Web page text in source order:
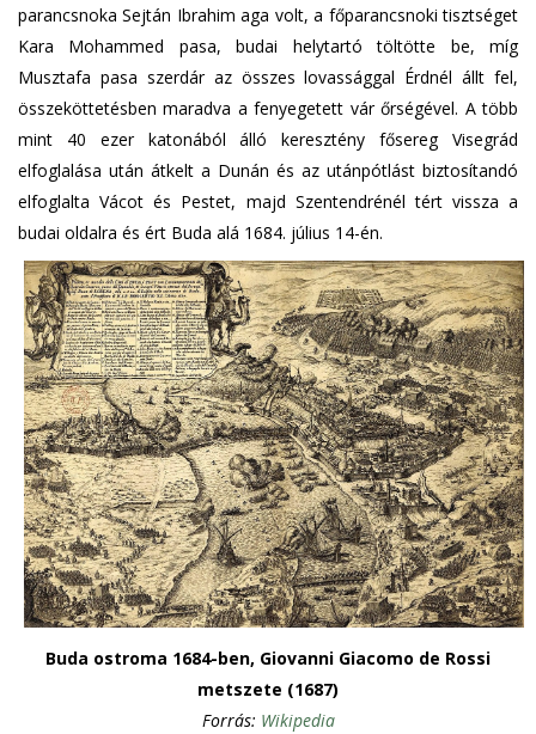
parancsnoka Sejtán Ibrahim aga volt, a főparancsnoki tisztséget
Kara Mohammed pasa, budai helytartó töltötte be, míg
Musztafa pasa szerdár az összes lovassággal Érdnél állt fel,
összeköttetésben maradva a fenyegetett vár őrségével. A több
mint 40 ezer katonából álló keresztény fősereg Visegrád
elfoglalása után átkelt a Dunán és az utánpótlást biztosítandó
elfoglalta Vácot és Pestet, majd Szentendrénél tért vissza a
budai oldalra és ért Buda alá 1684. július 14-én.
Buda ostroma 1684-ben, Giovanni Giacomo de Rossi
metszete (1687)
Forrás: Wikipedia